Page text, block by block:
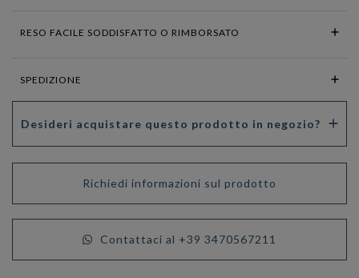
RESO FACILE SODDISFATTO O RIMBORSATO
SPEDIZIONE
Desideri acquistare questo prodotto in negozio?
Richiedi informazioni sul prodotto
Contattaci al +39 3470567211